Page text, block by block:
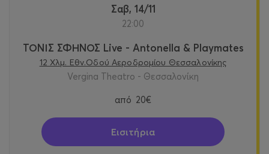
Σαβ, 14/11
22:00
ΤΟΝΙΣ ΣΦΗΝΟΣ Live - Antonella & Playmates
12 Χλμ. Εθν.Οδού Αεροδρομίου Θεσσαλονίκης
Vergina Theatro - Θεσσαλονίκη
από 20€
Εισιτήρια